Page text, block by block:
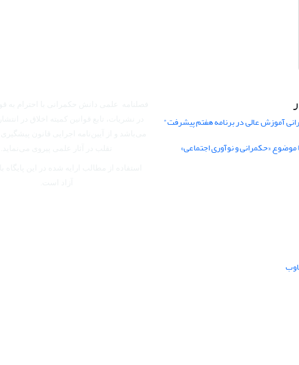
آموزش عالی در برنامه هفتم پیشرفت"
موضوع «حکمرانی و نوآوری اجتماعی»